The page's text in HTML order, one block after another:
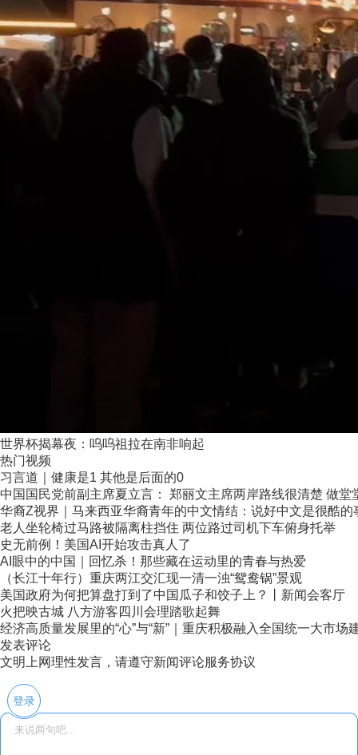
世界杯揭幕夜：呜呜祖拉在南非响起
热门视频
习言道｜健康是1 其他是后面的0
中国国民党前副主席夏立言： 郑丽文主席两岸路线很清楚 做堂
华裔Z视界｜马来西亚华裔青年的中文情结：说好中文是很酷的
老人坐轮椅过马路被隔离柱挡住 两位路过司机下车俯身托举
史无前例！美国AI开始攻击真人了
AI眼中的中国｜回忆杀！那些藏在运动里的青春与热爱
（长江十年行）重庆两江交汇现一清一浊“鸳鸯锅”景观
美国政府为何把算盘打到了中国瓜子和饺子上？丨新闻会客厅
火把映古城 八方游客四川会理踏歌起舞
经济高质量发展里的“心”与“新”｜重庆积极融入全国统一大市场
发表评论
文明上网理性发言，请遵守新闻评论服务协议
登录